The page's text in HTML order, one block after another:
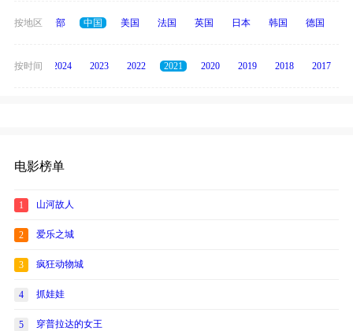
按地区 全部 中国 美国 法国 英国 日本 韩国 德国
按时间
2025 2024 2023 2022 2021 2020 2019 2018 2017
电影榜单
1 山河故人
2 爱乐之城
3 疯狂动物城
4 抓娃娃
5 穿普拉达的女王